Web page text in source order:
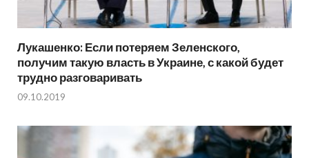
Лукашенко: Если потеряем Зеленского,
получим такую власть в Украине, с какой будет
трудно разговаривать
09.10.2019